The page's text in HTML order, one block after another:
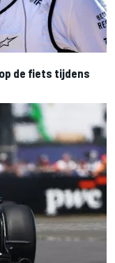
de fiets tijdens